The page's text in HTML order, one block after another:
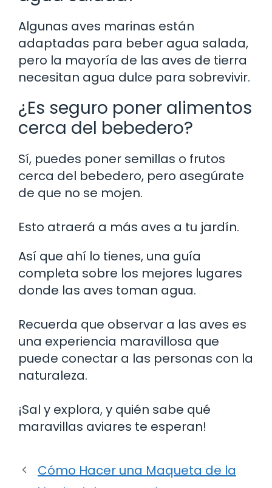
Algunas aves marinas están
adaptadas para beber agua salada,
pero la mayoría de las aves de tierra
necesitan agua dulce para sobrevivir.
¿Es seguro poner alimentos
cerca del bebedero?
Sí, puedes poner semillas o frutos
cerca del bebedero, pero asegúrate
de que no se mojen.
Esto atraerá a más aves a tu jardín.
Así que ahí lo tienes, una guía
completa sobre los mejores lugares
donde las aves toman agua.
Recuerda que observar a las aves es
una experiencia maravillosa que
puede conectar a las personas con la
naturaleza.
¡Sal y explora, y quién sabe qué
maravillas aviares te esperan!
Cómo Hacer una Maqueta de la